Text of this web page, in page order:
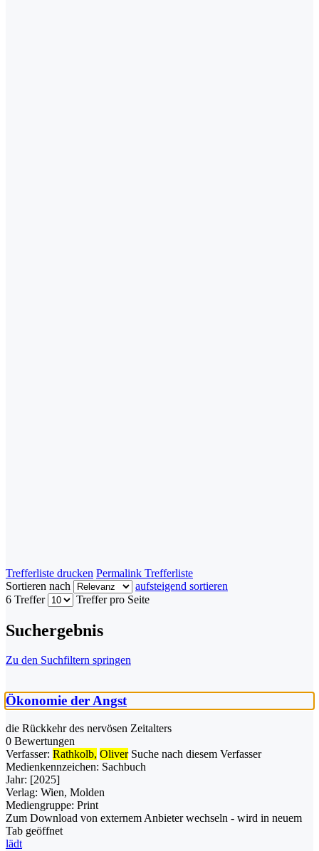
Trefferliste drucken Permalink Trefferliste
Sortieren nach
aufsteigend sortieren
6 Treffer
Treffer pro Seite
Suchergebnis
Zu den Suchfiltern springen
Ökonomie der Angst
die Rückkehr des nervösen Zeitalters
0 Bewertungen
Verfasser: Rathkolb, Oliver Suche nach diesem Verfasser
Medienkennzeichen: Sachbuch
Jahr: [2025]
Verlag: Wien, Molden
Mediengruppe: Print
Zum Download von externem Anbieter wechseln - wird in neuem
Tab geöffnet
lädt